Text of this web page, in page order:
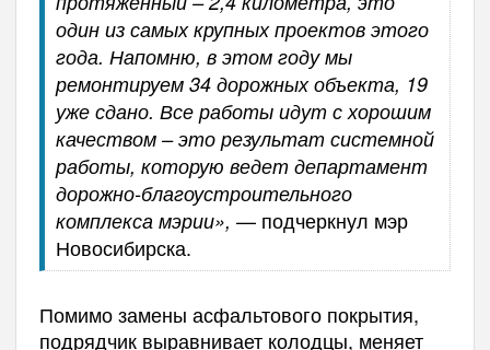
один из самых крупных проектов этого
года. Напомню, в этом году мы
ремонтируем 34 дорожных объекта, 19
уже сдано. Все работы идут с хорошим
качеством – это результат системной
работы, которую ведет департамент
дорожно-благоустроительного
комплекса мэрии», — подчеркнул мэр
Новосибирска.
Помимо замены асфальтового покрытия,
подрядчик выравнивает колодцы, меняет